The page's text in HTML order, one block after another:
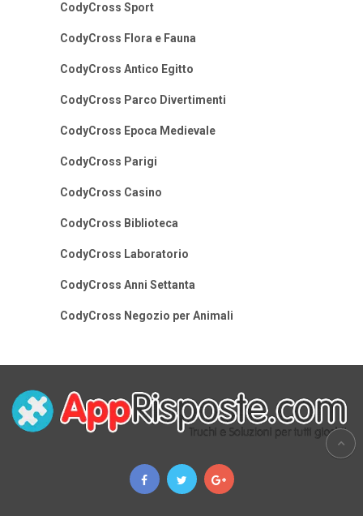
CodyCross Sport
CodyCross Flora e Fauna
CodyCross Antico Egitto
CodyCross Parco Divertimenti
CodyCross Epoca Medievale
CodyCross Parigi
CodyCross Casino
CodyCross Biblioteca
CodyCross Laboratorio
CodyCross Anni Settanta
CodyCross Negozio per Animali